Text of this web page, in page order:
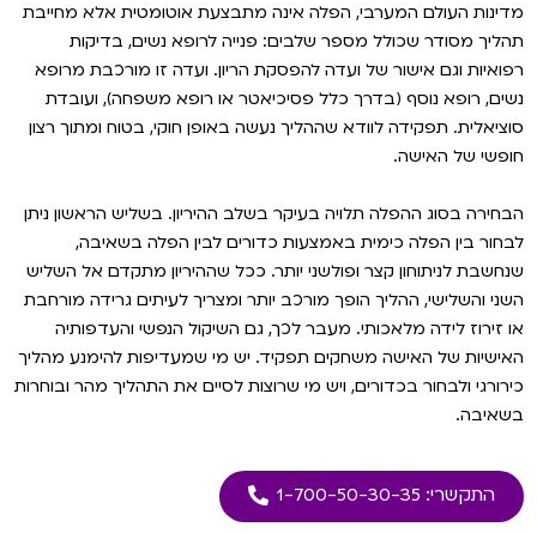
מדינות העולם המערבי, הפלה אינה מתבצעת אוטומטית אלא מחייבת
תהליך מסודר שכולל מספר שלבים: פנייה לרופא נשים, בדיקות
רפואיות וגם אישור של ועדה להפסקת הריון. ועדה זו מורכבת מרופא
נשים, רופא נוסף (בדרך כלל פסיכיאטר או רופא משפחה), ועובדת
סוציאלית. תפקידה לוודא שההליך נעשה באופן חוקי, בטוח ומתוך רצון
חופשי של האישה.
הבחירה בסוג ההפלה תלויה בעיקר בשלב ההיריון. בשליש הראשון ניתן
לבחור בין הפלה כימית באמצעות כדורים לבין הפלה בשאיבה,
שנחשבת לניתוחון קצר ופולשני יותר. ככל שההיריון מתקדם אל השליש
השני והשלישי, ההליך הופך מורכב יותר ומצריך לעיתים גרידה מורחבת
או זירוז לידה מלאכותי. מעבר לכך, גם השיקול הנפשי והעדפותיה
האישיות של האישה משחקים תפקיד. יש מי שמעדיפות להימנע מהליך
כירורגי ולבחור בכדורים, ויש מי שרוצות לסיים את התהליך מהר ובוחרות
בשאיבה.
התקשרי: 1-700-50-30-35